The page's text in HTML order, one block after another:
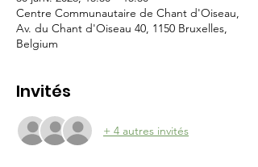
Centre Communautaire de Chant d'Oiseau,
Av. du Chant d'Oiseau 40, 1150 Bruxelles,
Belgium
Invités
+ 4 autres invités